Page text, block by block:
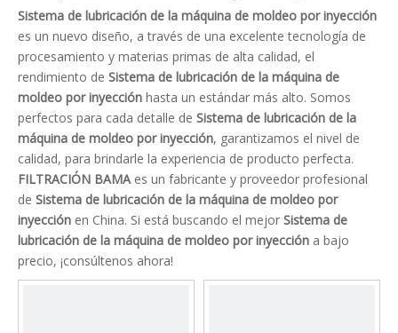
Sistema de lubricación de la máquina de moldeo por inyección
es un nuevo diseño, a través de una excelente tecnología de
procesamiento y materias primas de alta calidad, el
rendimiento de Sistema de lubricación de la máquina de
moldeo por inyección hasta un estándar más alto. Somos
perfectos para cada detalle de Sistema de lubricación de la
máquina de moldeo por inyección, garantizamos el nivel de
calidad, para brindarle la experiencia de producto perfecta.
FILTRACIÓN BAMAes un fabricante y proveedor profesional
de Sistema de lubricación de la máquina de moldeo por
inyección en China. Si está buscando el mejor Sistema de
lubricación de la máquina de moldeo por inyección a bajo
precio, ¡consúltenos ahora!